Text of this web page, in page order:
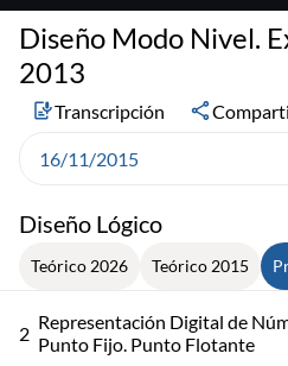
Diseño Lógico
Teórico 2026 Teórico 2015
2 Representación Digital de
Punto Fijo. Punto Flotante
Diseño Modo Nivel.
2013
Transcripción
16/11/2015